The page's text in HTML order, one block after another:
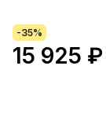
-35%
15 925 ₽